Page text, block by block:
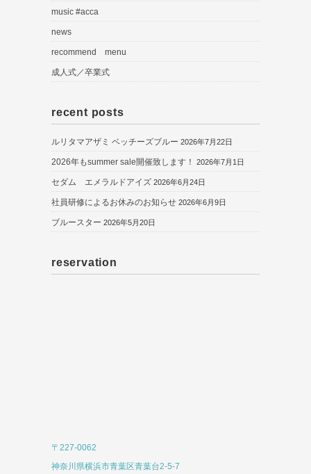
music #acca
news
recommend menu
成人式／卒業式
recent posts
ルリタマアザミ ベッチーズブルー 2026年7月22日
2026年もsummer sale開催致します！ 2026年7月1日
セダム エメラルドアイズ 2026年6月24日
社員研修によるお休みのお知らせ 2026年6月9日
ブルースター 2026年5月20日
reservation
〒227-0062
神奈川県横浜市青葉区青葉台2-5-7